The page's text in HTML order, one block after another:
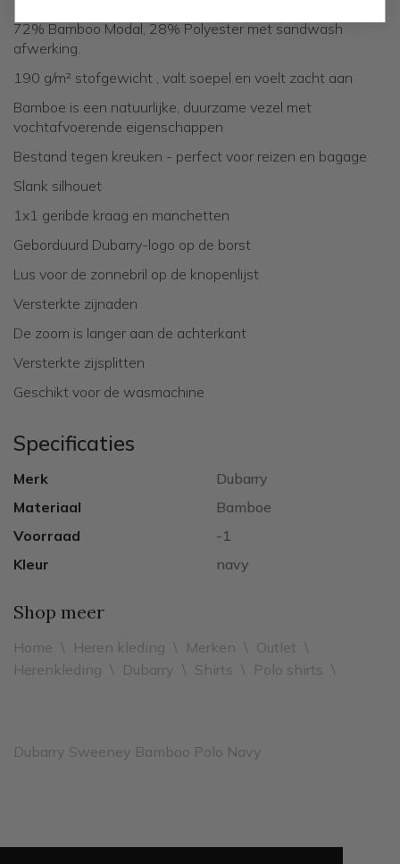
72% Bamboo Modal, 28% Polyester met sandwash
afwerking.
190 g/m² stofgewicht , valt soepel en voelt zacht aan
Bamboe is een natuurlijke, duurzame vezel met
vochtafvoerende eigenschappen
Bestand tegen kreuken - perfect voor reizen en bagage
Slank silhouet
1x1 geribde kraag en manchetten
Geborduurd Dubarry-logo op de borst
Lus voor de zonnebril op de knopenlijst
Versterkte zijnaden
De zoom is langer aan de achterkant
Versterkte zijsplitten
Geschikt voor de wasmachine
Specificaties
Merk
Dubarry
Materiaal
Bamboe
Voorraad
-1
Kleur
navy
Shop meer
Home \ Heren kleding \ Merken \ Outlet \
Herenkleding \ Dubarry \ Shirts \ Polo shirts \
Dubarry Sweeney Bamboo Polo Navy